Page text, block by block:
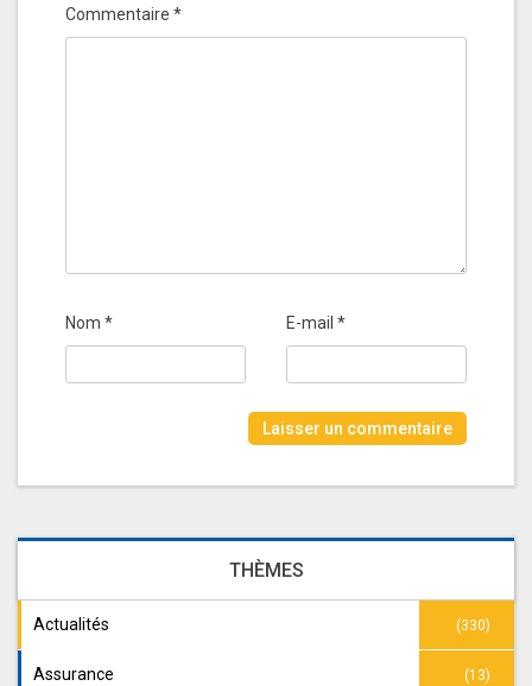
Commentaire *
Nom * E-mail *
THÈMES
Actualités (330)
Assurance (13)